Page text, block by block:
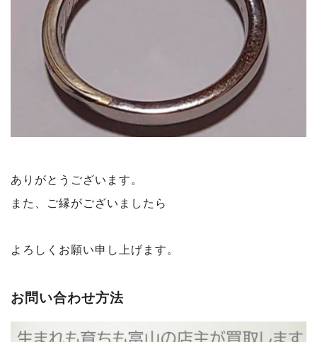
ありがとうございます。
また、ご縁がございましたら
よろしくお願い申し上げます。
お問い合わせ方法